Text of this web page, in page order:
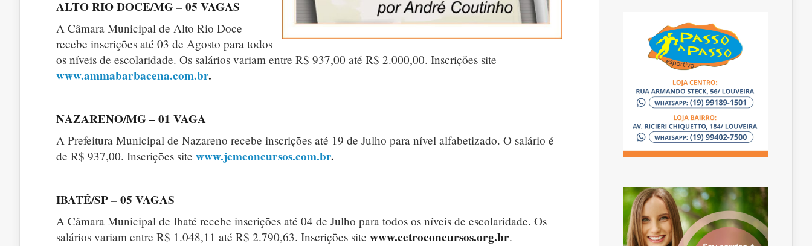
ALTO RIO DOCE/MG – 05 VAGAS
A Câmara Municipal de Alto Rio Doce
recebe inscrições até 03 de Agosto para todos
os níveis de escolaridade. Os salários variam entre R$ 937,00 até R$ 2.000,00. Inscrições site
www.ammabarbacena.com.br.
NAZARENO/MG – 01 VAGA
A Prefeitura Municipal de Nazareno recebe inscrições até 19 de Julho para nível alfabetizado. O salário é
de R$ 937,00. Inscrições site www.jcmconcursos.com.br.
IBATÉ/SP – 05 VAGAS
A Câmara Municipal de Ibaté recebe inscrições até 04 de Julho para todos os níveis de escolaridade. Os
salários variam entre R$ 1.048,11 até R$ 2.790,63. Inscrições site www.cetroconcursos.org.br.